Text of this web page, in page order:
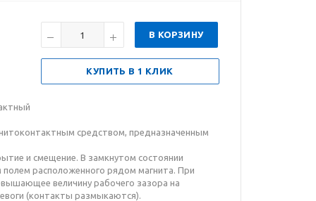
В КОРЗИНУ
КУПИТЬ В 1 КЛИК
средством, предназначенным
и смещение. В замкнутом состоянии
расположенного рядом магнита. При
величину рабочего зазора на
(контакты размыкаются).